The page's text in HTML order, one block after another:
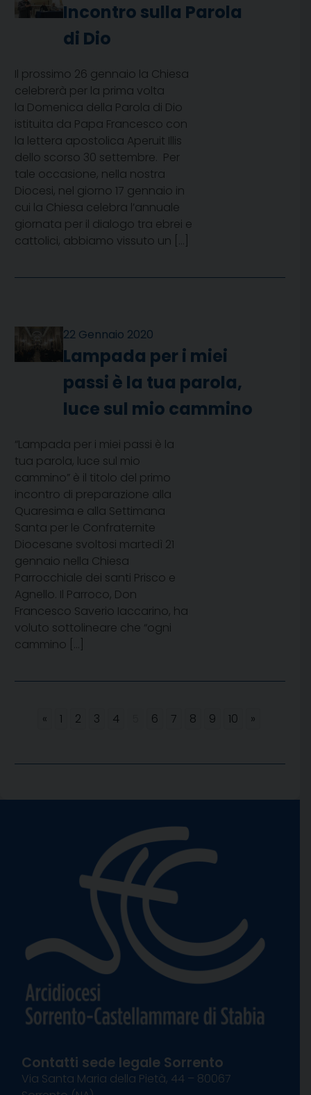
Incontro sulla Parola
di Dio
Il prossimo 26 gennaio la Chiesa
celebrerà per la prima volta
la Domenica della Parola di Dio
istituita da Papa Francesco con
la lettera apostolica Aperuit Illis
dello scorso 30 settembre. Per
tale occasione, nella nostra
Diocesi, nel giorno 17 gennaio in
cui la Chiesa celebra l’annuale
giornata per il dialogo tra ebrei e
cattolici, abbiamo vissuto un […]
22 Gennaio 2020
Lampada per i miei
passi è la tua parola,
luce sul mio cammino
“Lampada per i miei passi è la
tua parola, luce sul mio
cammino” è il titolo del primo
incontro di preparazione alla
Quaresima e alla Settimana
Santa per le Confraternite
Diocesane svoltosi martedì 21
gennaio nella Chiesa
Parrocchiale dei santi Prisco e
Agnello. Il Parroco, Don
Francesco Saverio Iaccarino, ha
voluto sottolineare che “ogni
cammino […]
« 1 2 3 4 6 7 8 9 10 »
Contatti sede legale Sorrento
Via Santa Maria della Pietà, 44 – 80067